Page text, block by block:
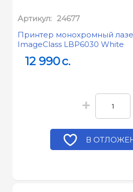
Артикул: 24677
Принтер монохромный
ImageClass LBP6030 White
12 990c.
+
В